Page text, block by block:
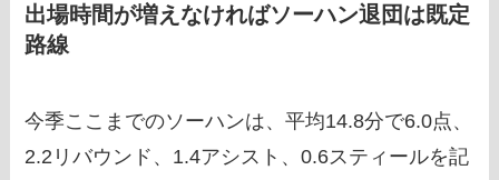
出場時間が増えなければソーハン退団は既定
路線
今季ここまでのソーハンは、平均14.8分で6.0点、
2.2リバウンド、1.4アシスト、0.6スティールを記